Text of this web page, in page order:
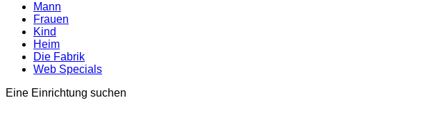
Mann
Frauen
Kind
Heim
Die Fabrik
Web Specials
Eine Einrichtung suchen